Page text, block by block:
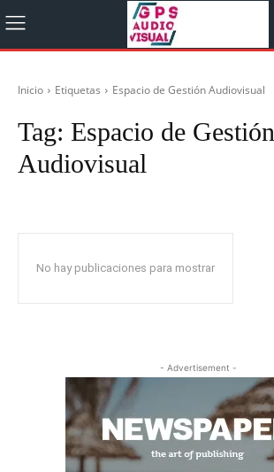
Inicio Etiquetas Espacio de Gestión Audiovisual
Tag: Espacio de Gestión
Audiovisual
No hay publicaciones para mostrar
- Advertisement -